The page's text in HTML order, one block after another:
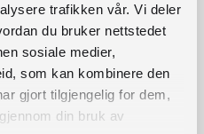
trafikken vår. Vi deler
du bruker nettstedet
sosiale medier,
som kan kombinere den
gjort tilgjengelig for dem,
din bruk av